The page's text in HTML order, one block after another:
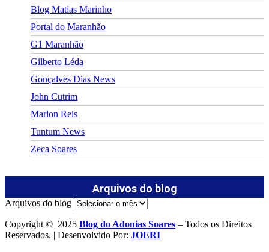
Blog Matias Marinho
Portal do Maranhão
G1 Maranhão
Gilberto Léda
Gonçalves Dias News
John Cutrim
Marlon Reis
Tuntum News
Zeca Soares
Arquivos do blog
Arquivos do blog
Copyright © 2025 Blog do Adonias Soares – Todos os Direitos
Reservados. | Desenvolvido Por: JOERI